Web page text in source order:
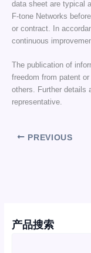
产品搜索
data sheet are typical
F-tone Networks
or contract. In
continuous
The publication of
freedom from patent
others. Further details
representative.
PREVIOUS